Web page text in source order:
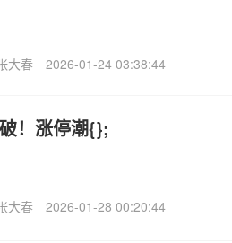
大春 2026-01-24 03:38:44
！涨停潮{};
大春 2026-01-28 00:20:44